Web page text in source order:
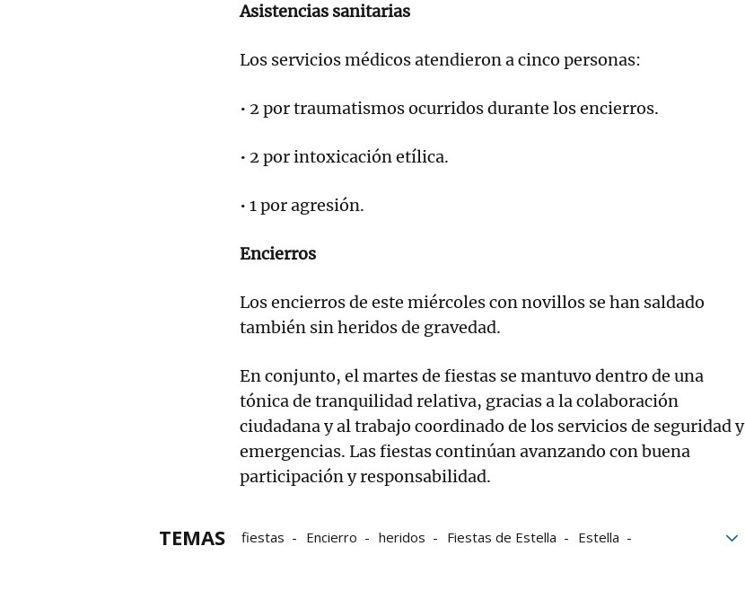
Asistencias sanitarias
Los servicios médicos atendieron a cinco personas:
• 2 por traumatismos ocurridos durante los encierros.
• 2 por intoxicación etílica.
• 1 por agresión.
Encierros
Los encierros de este miércoles con novillos se han saldado
también sin heridos de gravedad.
En conjunto, el martes de fiestas se mantuvo dentro de una
tónica de tranquilidad relativa, gracias a la colaboración
ciudadana y al trabajo coordinado de los servicios de seguridad y
emergencias. Las fiestas continúan avanzando con buena
participación y responsabilidad.
TEMAS fiestas Encierro heridos Fiestas de Estella
Estella